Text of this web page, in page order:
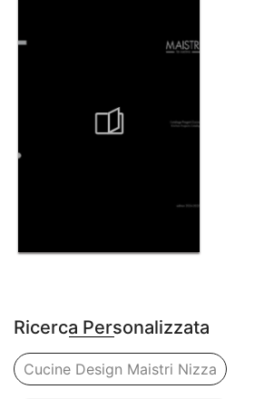
Ricerca Personalizzata
Cucine Design Maistri Nizza